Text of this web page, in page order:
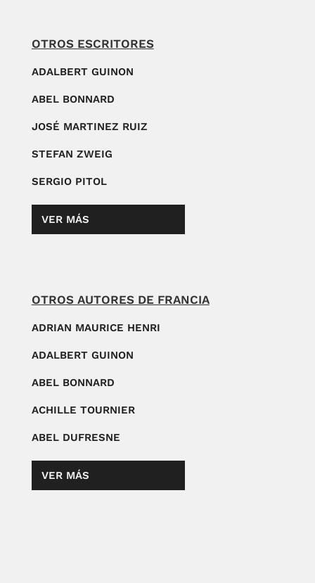
OTROS ESCRITORES
ADALBERT GUINON
ABEL BONNARD
JOSÉ MARTINEZ RUIZ
STEFAN ZWEIG
SERGIO PITOL
VER MÁS
OTROS AUTORES DE FRANCIA
ADRIAN MAURICE HENRI
ADALBERT GUINON
ABEL BONNARD
ACHILLE TOURNIER
ABEL DUFRESNE
VER MÁS